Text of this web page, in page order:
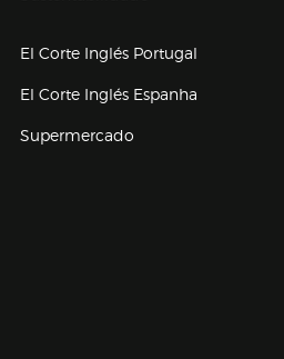
El Corte Inglés Portugal
El Corte Inglés Espanha
Supermercado